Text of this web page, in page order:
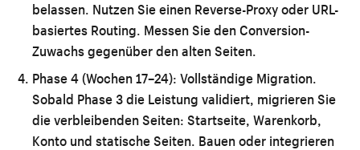
belassen. Nutzen Sie einen Reverse-Proxy oder URL-
basiertes Routing. Messen Sie den Conversion-
Zuwachs gegenüber den alten Seiten.
Phase 4 (Wochen 17–24): Vollständige Migration.
Sobald Phase 3 die Leistung validiert, migrieren Sie
die verbleibenden Seiten: Startseite, Warenkorb,
Konto und statische Seiten. Bauen oder integrieren